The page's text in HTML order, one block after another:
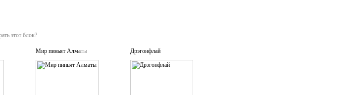
этот блок?
Мир пиньят Алматы Дрэгонфлай